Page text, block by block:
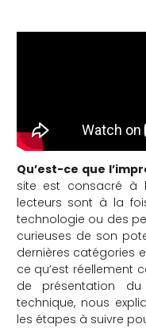
Qu’est-ce que
site est consacré à
lecteurs sont à la
technologie ou des
curieuses de son
dernières catégories
ce qu’est réellement
de présentation du
technique, nous
les étapes à suivre